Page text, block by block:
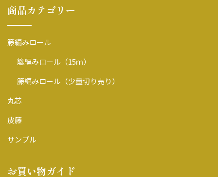
商品カテゴリー
籐編みロール
籐編みロール（15ｍ）
籐編みロール（少量切り売り）
丸芯
皮籐
サンプル
お買い物ガイド